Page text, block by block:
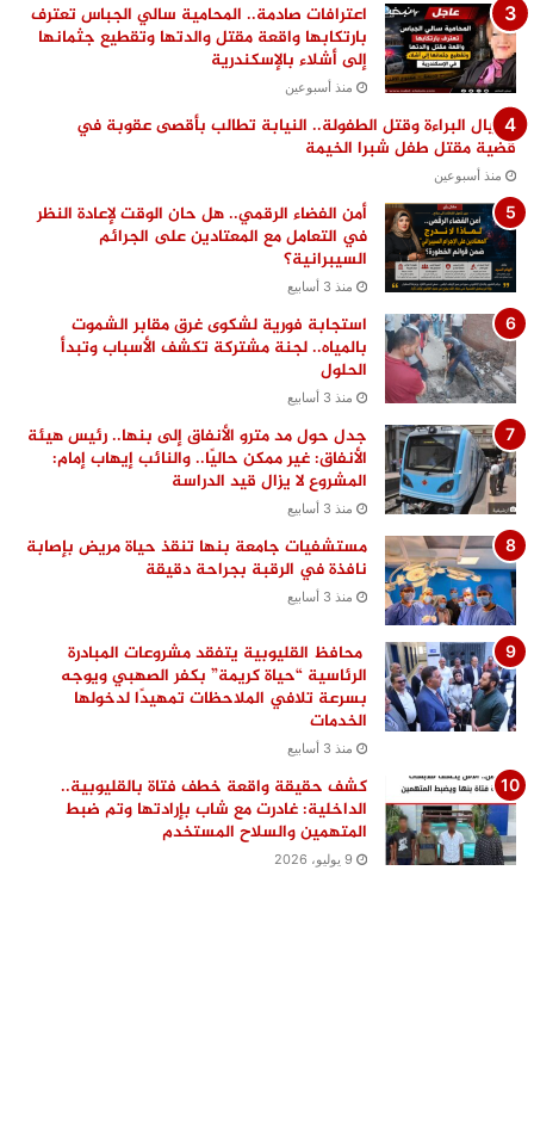
اعترافات صادمة.. المحامية سالي الجباس تعترف
بارتكابها واقعة مقتل والدتها وتقطيع جثمانها
إلى أشلاء بالإسكندرية
منذ أسبوعين
اغتيال البراءة وقتل الطفولة.. النيابة تطالب بأقصى عقوبة في
قضية مقتل طفل شبرا الخيمة
منذ أسبوعين
أمن الفضاء الرقمي.. هل حان الوقت لإعادة النظر
في التعامل مع المعتادين على الجرائم
السيبرانية؟
منذ 3 أسابيع
استجابة فورية لشكوى غرق مقابر الشموت
بالمياه.. لجنة مشتركة تكشف الأسباب وتبدأ
الحلول
منذ 3 أسابيع
جدل حول مد مترو الأنفاق إلى بنها.. رئيس هيئة
الأنفاق: غير ممكن حاليًا.. والنائب إيهاب إمام:
المشروع لا يزال قيد الدراسة
منذ 3 أسابيع
مستشفيات جامعة بنها تنقذ حياة مريض بإصابة
نافذة في الرقبة بجراحة دقيقة
منذ 3 أسابيع
محافظ القليوبية يتفقد مشروعات المبادرة
الرئاسية “حياة كريمة” بكفر الصهبي ويوجه
بسرعة تلافي الملاحظات تمهيدًا لدخولها
الخدمات
منذ 3 أسابيع
كشف حقيقة واقعة خطف فتاة بالقليوبية..
الداخلية: غادرت مع شاب بإرادتها وتم ضبط
المتهمين والسلاح المستخدم
9 يوليو، 2026